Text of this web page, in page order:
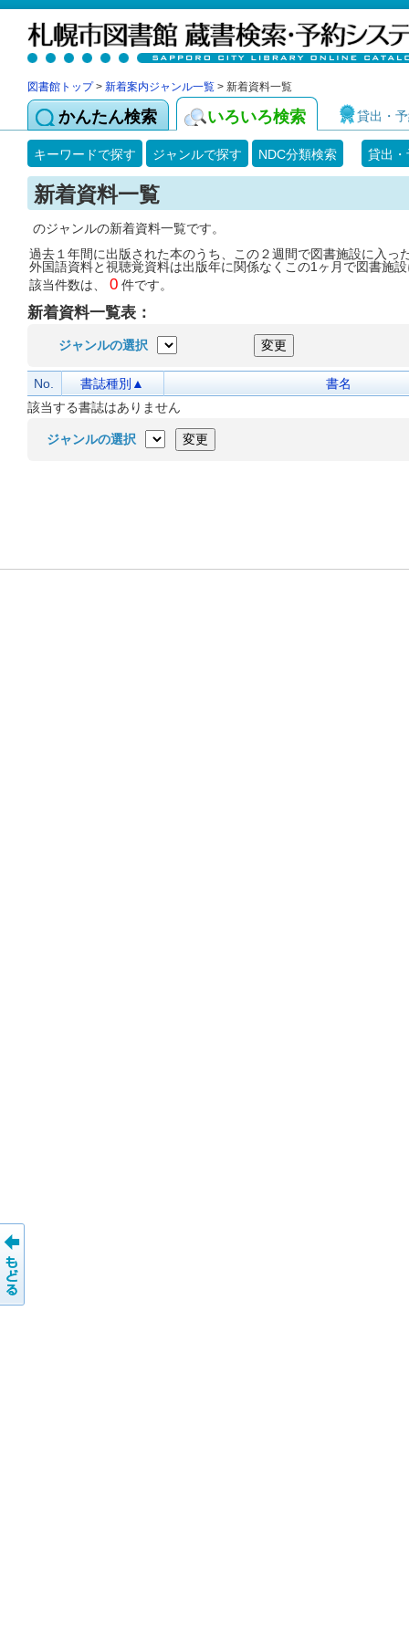
図書館トップ> 新着案内ジャンル一覧 > 新着資料一覧
かんたん検索 いろいろ検索 貸出・
キーワードで探す ジャンルで探す NDC分類検索 貸出
新着資料一覧
のジャンルの新着資料一覧です。
過去１年間に出版された本のうち、この２週間で図書施設に入っ
外国語資料と視聴覚資料は出版年に関係なくこの1ヶ月で図書施
該当件数は、 0 件です。
新着資料一覧表：
ジャンルの選択
No. 書誌種別▲
書名
該当する書誌はありません
ジャンルの選択